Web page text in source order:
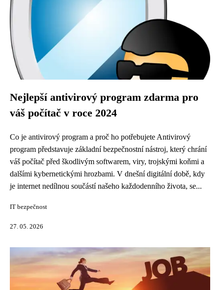
Nejlepší antivirový program zdarma pro
váš počítač v roce 2024
Co je antivirový program a proč ho potřebujete Antivirový
program představuje základní bezpečnostní nástroj, který chrání
váš počítač před škodlivým softwarem, viry, trojskými koňmi a
dalšími kybernetickými hrozbami. V dnešní digitální době, kdy
je internet nedílnou součástí našeho každodenního života, se...
IT bezpečnost
27. 05. 2026